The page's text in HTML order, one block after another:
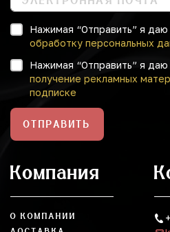
Нажимая “Отправить” я даю
обработку персональных
Нажимая “Отправить” я даю
получение рекламных
подписке
ОТПРАВИТЬ
Компания
О КОМПАНИИ